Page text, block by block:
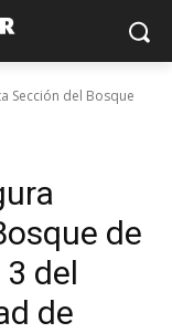
Sección del Bosque
de
del
de